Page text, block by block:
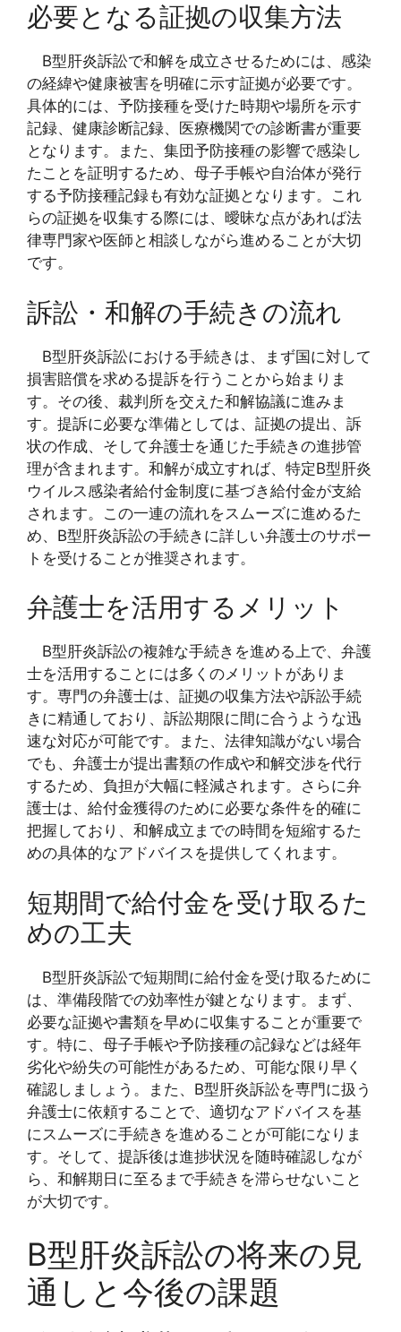
必要となる証拠の収集方法
B型肝炎訴訟で和解を成立させるためには、感染
の経緯や健康被害を明確に示す証拠が必要です。
具体的には、予防接種を受けた時期や場所を示す
記録、健康診断記録、医療機関での診断書が重要
となります。また、集団予防接種の影響で感染し
たことを証明するため、母子手帳や自治体が発行
する予防接種記録も有効な証拠となります。これ
らの証拠を収集する際には、曖昧な点があれば法
律専門家や医師と相談しながら進めることが大切
です。
訴訟・和解の手続きの流れ
B型肝炎訴訟における手続きは、まず国に対して
損害賠償を求める提訴を行うことから始まりま
す。その後、裁判所を交えた和解協議に進みま
す。提訴に必要な準備としては、証拠の提出、訴
状の作成、そして弁護士を通じた手続きの進捗管
理が含まれます。和解が成立すれば、特定B型肝炎
ウイルス感染者給付金制度に基づき給付金が支給
されます。この一連の流れをスムーズに進めるた
め、B型肝炎訴訟の手続きに詳しい弁護士のサポー
トを受けることが推奨されます。
弁護士を活用するメリット
B型肝炎訴訟の複雑な手続きを進める上で、弁護
士を活用することには多くのメリットがありま
す。専門の弁護士は、証拠の収集方法や訴訟手続
きに精通しており、訴訟期限に間に合うような迅
速な対応が可能です。また、法律知識がない場合
でも、弁護士が提出書類の作成や和解交渉を代行
するため、負担が大幅に軽減されます。さらに弁
護士は、給付金獲得のために必要な条件を的確に
把握しており、和解成立までの時間を短縮するた
めの具体的なアドバイスを提供してくれます。
短期間で給付金を受け取るた
めの工夫
B型肝炎訴訟で短期間に給付金を受け取るために
は、準備段階での効率性が鍵となります。まず、
必要な証拠や書類を早めに収集することが重要で
す。特に、母子手帳や予防接種の記録などは経年
劣化や紛失の可能性があるため、可能な限り早く
確認しましょう。また、B型肝炎訴訟を専門に扱う
弁護士に依頼することで、適切なアドバイスを基
にスムーズに手続きを進めることが可能になりま
す。そして、提訴後は進捗状況を随時確認しなが
ら、和解期日に至るまで手続きを滞らせないこと
が大切です。
B型肝炎訴訟の将来の見
通しと今後の課題